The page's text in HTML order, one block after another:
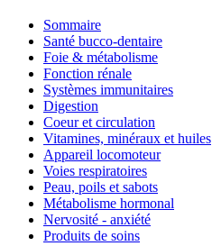
Sommaire
Santé bucco-dentaire
Foie & métabolisme
Fonction rénale
Systèmes immunitaires
Digestion
Coeur et circulation
Vitamines, minéraux et huiles
Appareil locomoteur
Voies respiratoires
Peau, poils et sabots
Métabolisme hormonal
Nervosité - anxiété
Produits de soins